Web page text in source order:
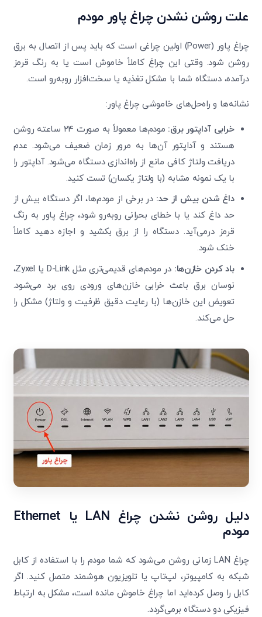
علت روشن نشدن چراغ پاور مودم
چراغ پاور (Power) اولین چراغی است که باید پس از اتصال به برق
روشن شود. وقتی این چراغ کاملاً خاموش است یا به رنگ قرمز
درآمده، دستگاه شما با مشکل تغذیه یا سخت‌افزار روبه‌رو است.
نشانه‌ها و راه‌حل‌های خاموشی چراغ پاور:
خرابی آداپتور برق:
مودم‌ها معمولاً به صورت ۲۴ ساعته روشن
هستند و آداپتور آن‌ها به مرور زمان ضعیف می‌شود. عدم
دریافت ولتاژ کافی مانع از راه‌اندازی دستگاه می‌شود. آداپتور را
با یک نمونه مشابه (با ولتاژ یکسان) تست کنید.
داغ شدن بیش از حد: در برخی از مودم‌ها، اگر دستگاه بیش از
حد داغ کند یا با خطای بحرانی روبه‌رو شود، چراغ پاور به رنگ
قرمز درمی‌آید. دستگاه را از برق بکشید و اجازه دهید کاملاً
خنک شود.
باد کردن خازن‌ها:
در مودم‌های قدیمی‌تری مثل D-Link یا Zyxel،
نوسان برق باعث خرابی خازن‌های ورودی روی برد می‌شود.
تعویض این خازن‌ها (با رعایت دقیق ظرفیت و ولتاژ) مشکل را
حل می‌کند.
دلیل روشن نشدن چراغ یا
مودم
چراغ LAN زمانی روشن می‌شود که شما مودم را با استفاده از کابل
شبکه به کامپیوتر، لپ‌تاپ یا تلویزیون هوشمند متصل کنید. اگر
کابل را وصل کرده‌اید اما چراغ خاموش مانده است، مشکل به ارتباط
فیزیکی دو دستگاه برمی‌گردد.